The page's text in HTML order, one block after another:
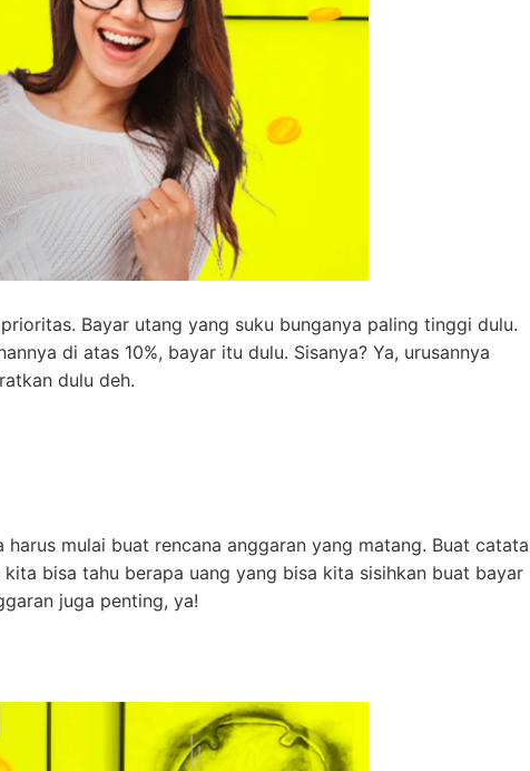
Bayar utang yang suku bunganya paling tinggi dulu.
di atas 10%, bayar itu dulu. Sisanya? Ya, urusannya
dulu deh.
mulai buat rencana anggaran yang matang. Buat
bisa tahu berapa uang yang bisa kita sisihkan buat bayar
juga penting, ya!